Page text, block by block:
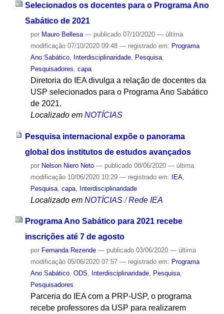
Selecionados os docentes para o Programa Ano
Sabático de 2021
por Mauro Bellesa — publicado07/10/2020 — última
modificação07/10/2020 09:48 — registrado em: Programa
Ano Sabático, Interdisciplinaridade, Pesquisa,
Pesquisadores capa
Diretoria do IEA divulga a relação de docentes da
USP selecionados para o Programa Ano Sabático
de 2021.
Localizado em NOTÍCIAS
Pesquisa internacional expõe o panorama
global dos institutos de estudos avançados
por Nelson Niero Neto — publicado08/06/2020 — última
modificação10/06/2020 10:29 — registrado em: IEA,
Pesquisa, capa, Interdisciplinaridade
Localizado em NOTÍCIAS /Rede IEA
Programa Ano Sabático para 2021 recebe
inscrições até 7 de agosto
por Fernanda Rezende — publicado03/06/2020 — última
modificação05/06/2020 07:57 — registrado em: Programa
Ano Sabático, ODS, Interdisciplinaridade, Pesquisa,
Pesquisadores
Parceria do IEA com a PRP-USP, o programa
recebe professores da USP para realizarem